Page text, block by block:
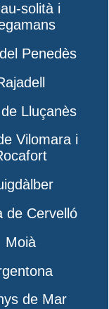
solità i
Penedès
Lluçanès
Vilomara i
de Cervelló
Moià
de Mar